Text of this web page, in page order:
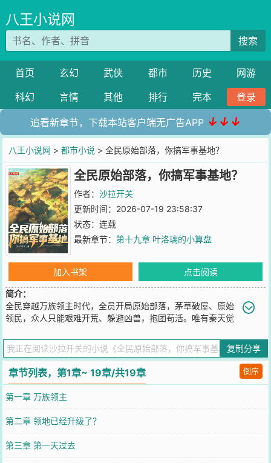
八王小说网
搜索
首页 玄幻 武侠 都市 历史
网游
科幻
言情 其他 排行 完本 登录
追看新章节，下载本站客户端无广告APP ↓↓↓
八王小说网 >都市小说 > 全民原始部落，你搞军事基地？
全民原始部落，你搞军事基地？
作者： 沙拉开关
更新时间：2026-07-19 23:58:37
状态：连载
最新章节： 第十九章 叶洛璃的小算盘
加入书架 点击阅读
简介：
全民穿越万族领主时代，全员开局原始部落，茅草破屋、原始
领民，众人只能艰难开荒、躲避凶兽，抱团苟活。唯有秦天觉
箭塔直接蜕变为A级穿云狙击塔！三公里自动锁敌、秒杀凶兽，无敌防
御拉满。普通农具进阶神级工具，资源采集、寻矿探宝远超常人。当
全网领主还在为资源拼死争夺、被凶兽追杀时，秦天速冲全服首个二
级领地，解锁逆天时光耕地，断层碾压所有玩家！无限进化一路拉
满，原始村落蜕变为超级军事基地。面对万族强敌与各路领主，秦天
淡然俯瞰全场：“你们玩原始部落，我直接开启军备时代！”
您要是觉得《
全民原始部落，你搞军事基地？
记向您QQ群和微博微信里的朋友推荐哦！
复制分享
章节列表，第1章~ 19章/共19章 倒序
第一章 万族领主
第二章 领地已经升级了？
第三章 第一天过去